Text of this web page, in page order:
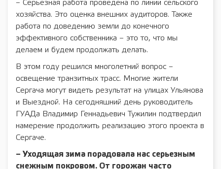
– Серьезная работа проведена по линии сельского
хозяйства. Это оценка внешних аудиторов. Также
работа по доведению земли до конечного
эффективного собственника – это то, что мы
делаем и будем продолжать делать.
В этом году решился многолетний вопрос –
освещение транзитных трасс. Многие жители
Сергача могут видеть результат на улицах Ульянова
и Выездной. На сегодняшний день руководитель
ГУАДа Владимир Геннадьевич Тужилин подтвердил
намерение продолжить реализацию этого проекта в
Сергаче.
– Уходящая зима порадовала нас серьезным
снежным покровом. От горожан часто